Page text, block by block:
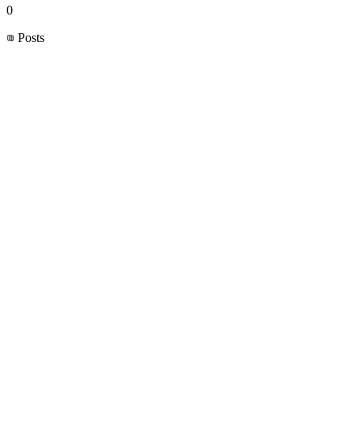
0
Posts